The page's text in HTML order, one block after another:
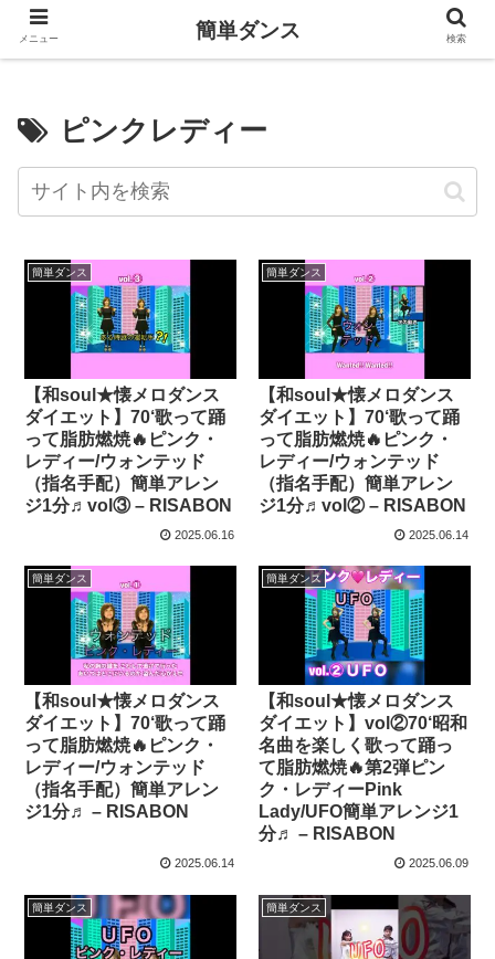
ピンクレディー
簡単ダンス
【和soul★懐メロダンス
ダイエット】70‘歌って踊
って脂肪燃焼🔥ピンク・
レディー/ウォンテッド
（指名手配）簡単アレン
ジ1分♬vol③ – RISABON
2025.06.16
簡単ダンス
【和soul★懐メロダンス
ダイエット】70‘歌って踊
って脂肪燃焼🔥ピンク・
レディー/ウォンテッド
（指名手配）簡単アレン
ジ1分♬vol② – RISABON
2025.06.14
簡単ダンス
【和soul★懐メロダンス
ダイエット】70‘歌って踊
って脂肪燃焼🔥ピンク・
レディー/ウォンテッド
（指名手配）簡単アレン
ジ1分♬ – RISABON
2025.06.14
簡単ダンス
【和soul★懐メロダンス
ダイエット】vol②70‘昭和
名曲を楽しく歌って踊っ
て脂肪燃焼🔥第2弾ピン
ク・レディーPink
Lady/UFO簡単アレンジ1
分♬ – RISABON
2025.06.09
簡単ダンス 簡単ダンス
メニュー 簡単ダンス 検索